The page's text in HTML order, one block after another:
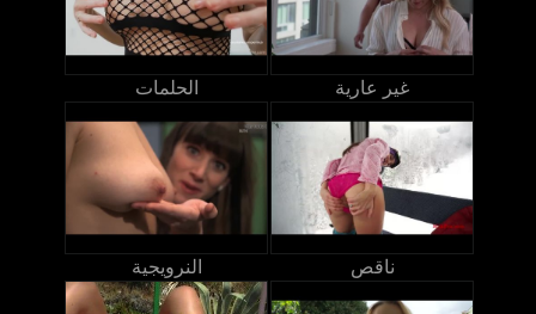
الحلمات غير عارية
النرويجية ناقص